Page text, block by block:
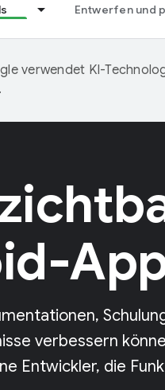
Entwerfen und
verwendet KI-
verbessern
Entwickler, die